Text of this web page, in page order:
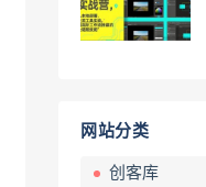
网站分类
创客库